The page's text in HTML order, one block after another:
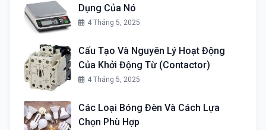
Dụng Của Nó
4 Tháng 5, 2025
Cấu Tạo Và Nguyên Lý Hoạt Động
Của Khởi Động Từ (Contactor)
4 Tháng 5, 2025
Các Loại Bóng Đèn Và Cách Lựa
Chọn Phù Hợp